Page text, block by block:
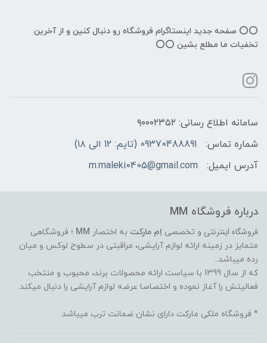
⭕️⭕️ صفحه جدید اینستاگرام فروشگاه رو دنبال کنین و از آخرین
تخفیات ما مطلع بشین ⭕️⭕️
سامانه اطلاع رسانی: ۹۰۰۰۲۳۵۲
شماره تماس:
09370488891 (تایم: 12 الی ۱۸)
آدرس ایمیل:
m.maleki0405@gmail.com
درباره فروشگاه MM
فروشگاه اینترنتی و تخصصی اِم مارکت به اختصار MM ؛ فروشگاهی
متمایز در زمینه ارائه لوازم آرایشی، مراقبتی در سطوح لوکس و میان
رده میباشد..
که از سال 1399 با سیاست ارائه محصولات برند، محبوب و منتخب
فعالیتش را آغاز نموده و اختصاصا عرضه لوازم آرایشی را دنبال میکند.
* فروشگاه ملکی مارکت دارای نشان ضمانت ترب میباشد.